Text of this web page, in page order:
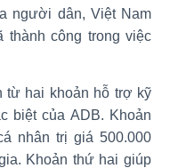
người dân, Việt Nam
thành công trong việc
từ hai khoản hỗ trợ kỹ
biệt của ADB. Khoản
nhân trị giá 500.000
Khoản thứ hai giúp